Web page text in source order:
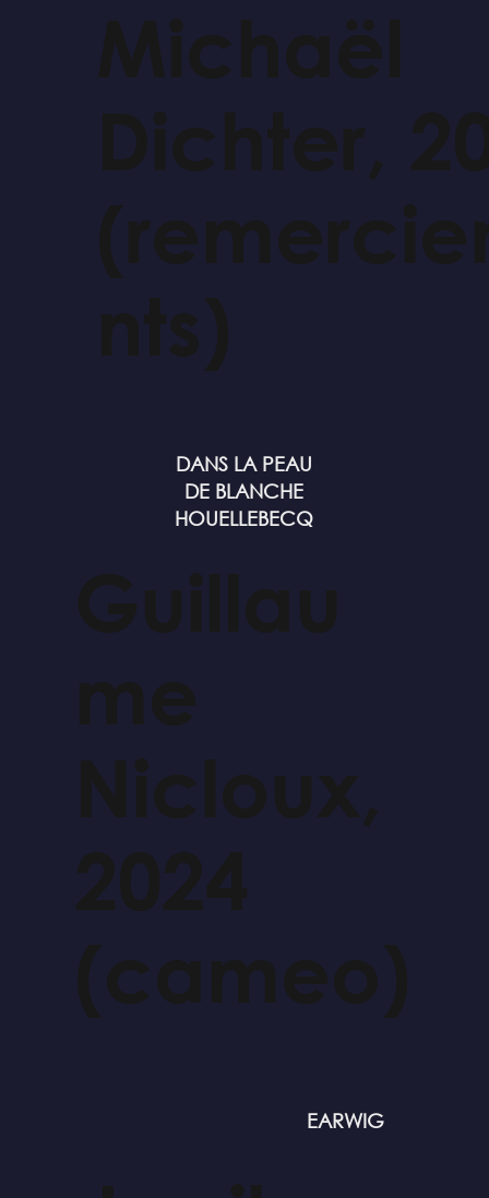
Michaël
Dichter,
nts)
DANS LA PEAU
DE BLANCHE
HOUELLEBECQ
Guillau
me
Nicloux,
2024
(cameo)
EARWIG